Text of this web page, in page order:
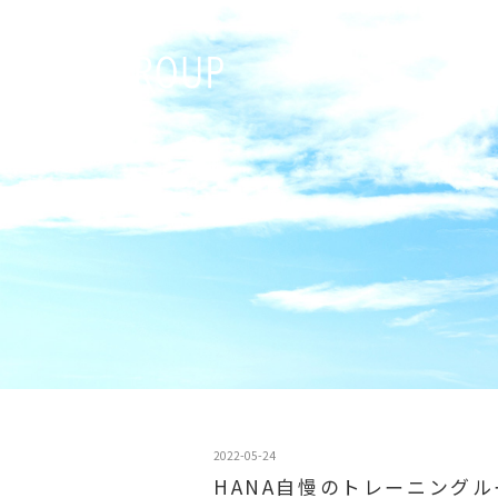
2022-05-24
HANA自慢のトレーニング